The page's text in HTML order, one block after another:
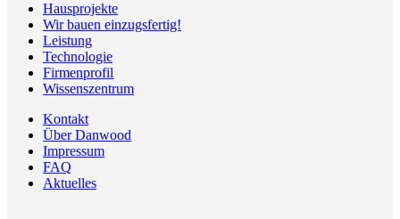
Hausprojekte
Wir bauen einzugsfertig!
Leistung
Technologie
Firmenprofil
Wissenszentrum
Kontakt
Über Danwood
Impressum
FAQ
Aktuelles